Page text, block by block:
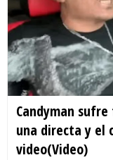
Candyman
una directa y el
video(Video)